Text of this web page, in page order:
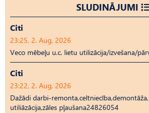
SLUDINĀJUMI
Citi
23:25, 2. Aug, 2026
Veco mēbeļu u.c. lietu utilizācija/izvešana/
Citi
23:22, 2. Aug, 2026
Dažādi darbi-
utiliāzācija,zāles pļaušana24826054